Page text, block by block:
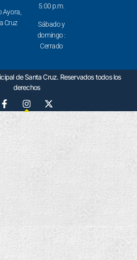
Ayora,
Cruz
5:00 p.m.
Sábado y
domingo :
Cerrado
de Santa Cruz. Reservados todos los
derechos